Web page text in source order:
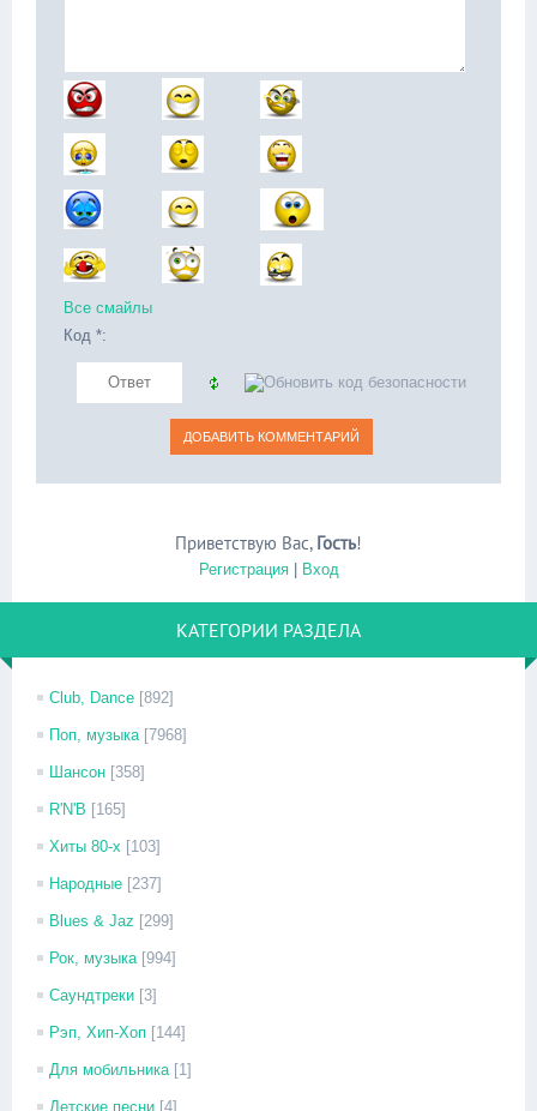
Все смайлы
Код *:
Приветствую Вас, Гость!
Регистрация| Вход
КАТЕГОРИИ РАЗДЕЛА
Club, Dance [892]
Поп, музыка [7968]
Шансон [358]
R'N'B [165]
Хиты 80-х [103]
Народные [237]
Blues & Jaz [299]
Рок, музыка [994]
Саундтреки [3]
Рэп, Хип-Хоп [144]
Для мобильника [1]
Детские песни [4]